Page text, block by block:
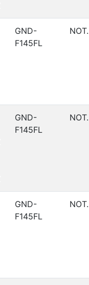
GND-
F145FL
GND-
F145FL
GND-
F145FL